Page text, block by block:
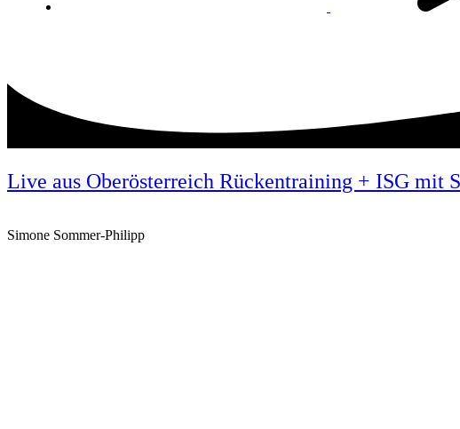
Live aus Oberösterreich Rückentraining + ISG mit
Simone Sommer-Philipp